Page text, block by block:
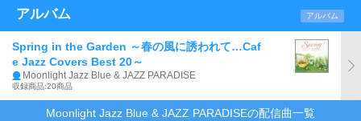
アルバム アルバム
Spring in the Garden ～春の風に誘われて…Caf
e Jazz Covers Best 20～
Moonlight Jazz Blue & JAZZ PARADISE
収録商品:20商品
Moonlight Jazz Blue & JAZZ PARADISEの配信曲一覧